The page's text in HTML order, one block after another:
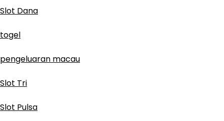
Slot Dana
togel
pengeluaran macau
Slot Tri
Slot Pulsa